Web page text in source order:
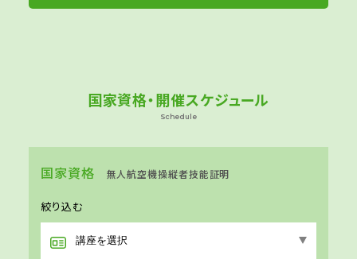
国家資格・開催スケジュール
Schedule
国家資格 無人航空機操縦者技能証明
絞り込む